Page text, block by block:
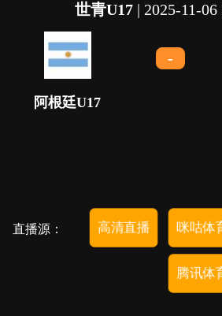
世青U17 | 2025-11-
阿根廷U17
-
直播源： 高清直播 咪咕体
腾讯体